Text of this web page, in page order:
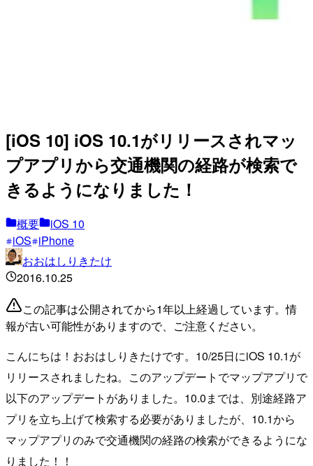
[iOS 10] iOS 10.1がリリースされマッ
プアプリから交通機関の経路が検索で
きるようになりました！
概要
iOS 10
iOS iPhone
おおはしりきたけ
2016.10.25
この記事は公開されてから1年以上経過しています。情
報が古い可能性がありますので、ご注意ください。
こんにちは！おおはしりきたけです。10/25日にiOS 10.1が
リリースされましたね。このアップデートでマップアプリで
以下のアップデートがありました。10.0までは、別途経路ア
プリを立ち上げて検索する必要がありましたが、10.1から
マップアプリのみで交通機関の経路の検索ができるようにな
りました！！